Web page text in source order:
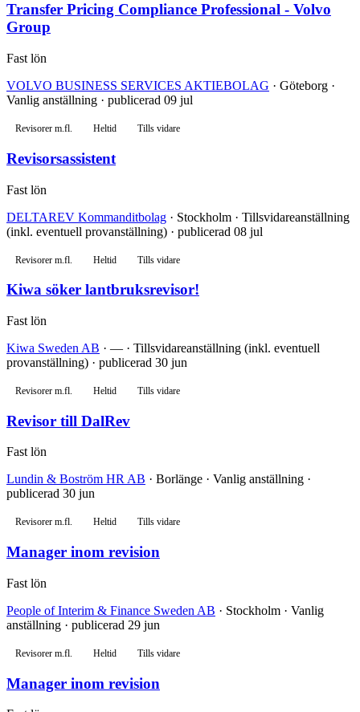
Transfer Pricing Compliance Professional - Volvo
Group
Fast lön
VOLVO BUSINESS SERVICES AKTIEBOLAG · Göteborg ·
Vanlig anställning · publicerad 09 jul
Revisorer m.fl. Heltid Tills vidare
Revisorsassistent
Fast lön
DELTAREV Kommanditbolag · Stockholm · Tillsvidareanställning
(inkl. eventuell provanställning) · publicerad 08 jul
Revisorer m.fl. Heltid Tills vidare
Kiwa söker lantbruksrevisor!
Fast lön
Kiwa Sweden AB · — · Tillsvidareanställning (inkl. eventuell
provanställning) · publicerad 30 jun
Revisorer m.fl. Heltid Tills vidare
Revisor till DalRev
Fast lön
Lundin & Boström HR AB · Borlänge · Vanlig anställning ·
publicerad 30 jun
Revisorer m.fl. Heltid Tills vidare
Manager inom revision
Fast lön
People of Interim & Finance Sweden AB · Stockholm · Vanlig
anställning · publicerad 29 jun
Revisorer m.fl. Heltid Tills vidare
Manager inom revision